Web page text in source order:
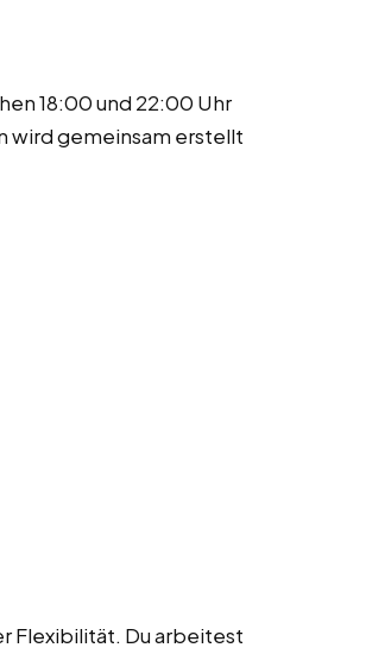
18:00 und 22:00 Uhr
wird gemeinsam erstellt
Flexibilität. Du arbeitest